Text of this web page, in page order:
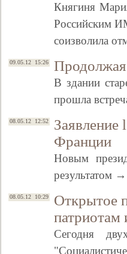
Княгиня
Российским
соизволила
09.05.12 15:26
В здании
прошла
08.05.12 12:52
Заявление
Франции
Новым
результатом →
08.05.12 10:29
Открытое
патриотам
Сегодня